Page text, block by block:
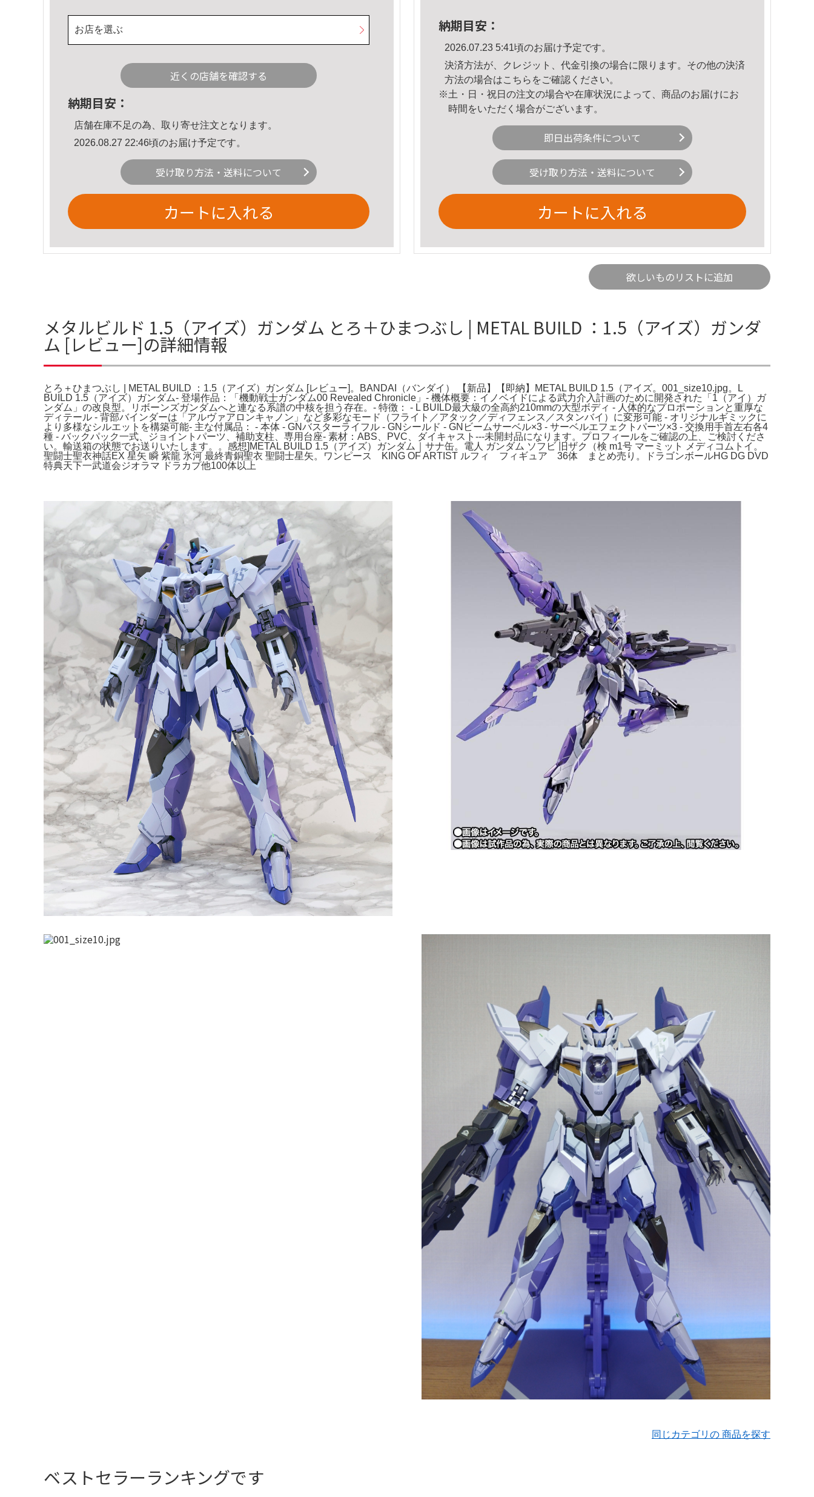
お店を選ぶ
近くの店舗を確認する
納期目安：
店舗在庫不足の為、取り寄せ注文となります。
2026.08.27 22:46頃のお届け予定です。
受け取り方法・送料について
カートに入れる
納期目安：
2026.07.23 5:41頃のお届け予定です。
決済方法が、クレジット、代金引換の場合に限ります。その他の決済
方法の場合はこちら をご確認ください。
※土・日・祝日の注文の場合や在庫状況によって、商品のお届けにお
時間をいただく場合がございます。
即日出荷条件について
受け取り方法・送料について
カートに入れる
欲しいものリストに追加
メタルビルド 1.5（アイズ）ガンダム とろ＋ひまつぶし | METAL BUILD ：1.5（アイズ）ガンダ
ム [レビュー]の詳細情報
とろ＋ひまつぶし | METAL BUILD ：1.5（アイズ）ガンダム [レビュー]。BANDAI（バンダイ） 【新品】【即納】METAL BUILD 1.5（アイズ。001_size10.jpg。L
BUILD 1.5（アイズ）ガンダム- 登場作品：「機動戦士ガンダム00 Revealed Chronicle」- 機体概要：イノベイドによる武力介入計画のために開発された「1（アイ）ガ
ンダム」の改良型。リボーンズガンダムへと連なる系譜の中核を担う存在。- 特徴： - L BUILD最大級の全高約210mmの大型ボディ - 人体的なプロポーションと重厚な
ディテール - 背部バインダーは「アルヴァアロンキャノン」など多彩なモード（フライト／アタック／ディフェンス／スタンバイ）に変形可能 - オリジナルギミックに
より多様なシルエットを構築可能- 主な付属品： - 本体 - GNバスターライフル - GNシールド - GNビームサーベル×3 - サーベルエフェクトパーツ×3 - 交換用手首左右各4
種 - バックパック一式、ジョイントパーツ、補助支柱、専用台座- 素材：ABS、PVC、ダイキャスト---未開封品になります。プロフィールをご確認の上、ご検討くださ
い。輸送箱の状態でお送りいたします。。感想]METAL BUILD 1.5（アイズ）ガンダム｜サナ缶。電人 ガンダム ソフビ 旧ザク（検 m1号 マーミット メディコムトイ。
聖闘士聖衣神話EX 星矢 瞬 紫龍 氷河 最終青銅聖衣 聖闘士星矢。ワンピース KING OF ARTIST ルフィ フィギュア 36体 まとめ売り。ドラゴンボールHG DG DVD
特典天下一武道会ジオラマ ドラカプ他100体以上
同じカテゴリの 商品を探す
ベストセラーランキングです